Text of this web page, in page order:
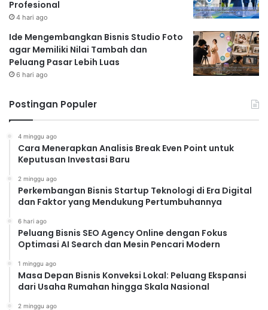
Profesional
4 hari ago
Ide Mengembangkan Bisnis Studio Foto
agar Memiliki Nilai Tambah dan
Peluang Pasar Lebih Luas
6 hari ago
Postingan Populer
4 minggu ago
Cara Menerapkan Analisis Break Even Point untuk
Keputusan Investasi Baru
2 minggu ago
Perkembangan Bisnis Startup Teknologi di Era Digital
dan Faktor yang Mendukung Pertumbuhannya
6 hari ago
Peluang Bisnis SEO Agency Online dengan Fokus
Optimasi AI Search dan Mesin Pencari Modern
1 minggu ago
Masa Depan Bisnis Konveksi Lokal: Peluang Ekspansi
dari Usaha Rumahan hingga Skala Nasional
2 minggu ago